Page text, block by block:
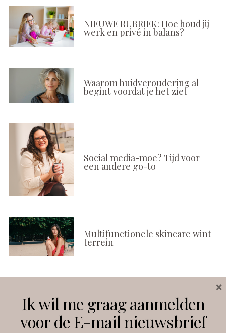
NIEUWE RUBRIEK: Hoe houd jij
werk en privé in balans?
Waarom huidveroudering al
begint voordat je het ziet
Social media-moe? Tijd voor
een andere go-to
Multifunctionele skincare wint
terrein
Instagram Facebook
Ik wil me graag aanmelden
voor de E-mail nieuwsbrief
×